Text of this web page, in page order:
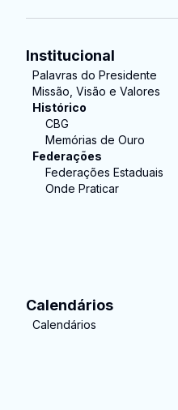
Institucional
Palavras do Presidente
Missão, Visão e Valores
Histórico
CBG
Memórias de Ouro
Federações
Federações Estaduais
Onde Praticar
Calendários
Calendários